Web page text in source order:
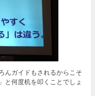
んガイドもされるからこそ
と何度机を叩くことでしょ